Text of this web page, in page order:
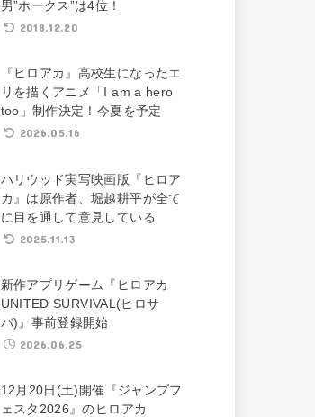
男”ホークス”は4位！
2018.12.20
『ヒロアカ』高校生になったエ
リを描くアニメ「I am a hero
too」制作決定！今夏を予定
2026.05.16
ハリウッド実写映画版『ヒロア
カ』は原作者、堀越耕平が全て
に目を通して意見している
2025.11.13
新作アプリゲーム『ヒロアカ
UNITED SURVIVAL(ヒロサ
バ)』事前登録開始
2026.06.25
12月20日(土)開催『ジャンプフ
ェスタ2026』のヒロアカ